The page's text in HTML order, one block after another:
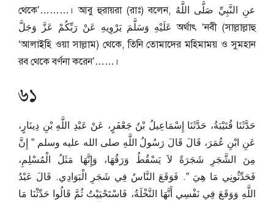
থেকে’………। আবু হুরায়রা (রাঃ) বলেন, عنِ النَّبِيِّ صَلَّى اللَّهُ
عَلَيْهِ وَسَلَّمَ يَرْوِيهِ عَنْ رَبِّكُمْ عَزَّ وَجَلَّ অর্থাৎ ‘নবী (সাল্লাল্লাহু
‘আলাইহি ওয়া সাল্লাম) থেকে, তিনি তোমাদের মহিমাময় ও সুমহান
রব থেকে বর্ণনা করেন’……।
৬১
حَدَّثَنَا قُتَيْبَةُ، حَدَّثَنَا إِسْمَاعِيلُ بْنُ جَعْفَرٍ، عَنْ عَبْدِ اللَّهِ بْنِ دِينَارٍ،
عَنِ ابْنِ عُمَرَ، قَالَ قَالَ رَسُولُ اللَّهِ صلى الله عليه وسلم ‏”‏ إِنَّ
مِنَ الشَّجَرِ شَجَرَةً لاَ يَسْقُطُ وَرَقُهَا، وَإِنَّهَا مَثَلُ الْمُسْلِمِ،
فَحَدِّثُونِي مَا هِيَ ‏”‏‏.‏ فَوَقَعَ النَّاسُ فِي شَجَرِ الْبَوَادِي‏.‏ قَالَ عَبْدُ
اللَّهِ وَوَقَعَ فِي نَفْسِي أَنَّهَا النَّخْلَةُ، فَاسْتَحْيَيْتُ ثُمَّ قَالُوا حَدِّثْنَا مَا